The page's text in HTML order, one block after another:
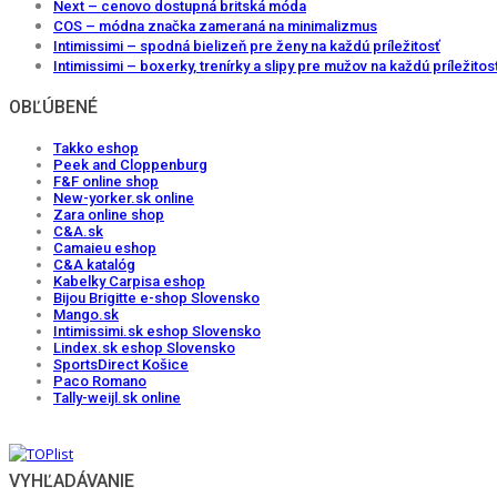
Next – cenovo dostupná britská móda
COS – módna značka zameraná na minimalizmus
Intimissimi – spodná bielizeň pre ženy na každú príležitosť
Intimissimi – boxerky, trenírky a slipy pre mužov na každú
OBĽÚBENÉ
Takko eshop
Peek and Cloppenburg
F&F online shop
New-yorker.sk online
Zara online shop
C&A.sk
Camaieu eshop
C&A katalóg
Kabelky Carpisa eshop
Bijou Brigitte e-shop Slovensko
Mango.sk
Intimissimi.sk eshop Slovensko
Lindex.sk eshop Slovensko
SportsDirect Košice
Paco Romano
Tally-weijl.sk online
VYHĽADÁVANIE